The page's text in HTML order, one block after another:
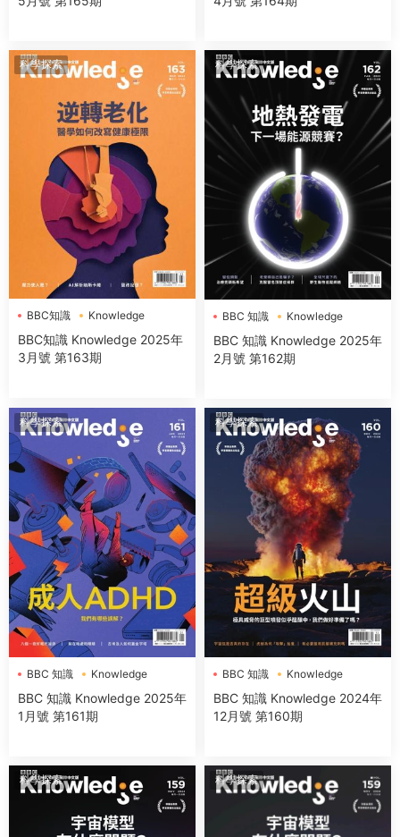
科學探索
BBC知識 Knowledge
BBC知識 Knowledge 2025年
3月號 第163期
科學探索
BBC 知識 Knowledge
BBC 知識 Knowledge 2025年
2月號 第162期
科學探索
BBC 知識 Knowledge
BBC 知識 Knowledge 2025年
1月號 第161期
科學探索
BBC 知識 Knowledge
BBC 知識 Knowledge 2024年
12月號 第160期
科學探索 科學探索